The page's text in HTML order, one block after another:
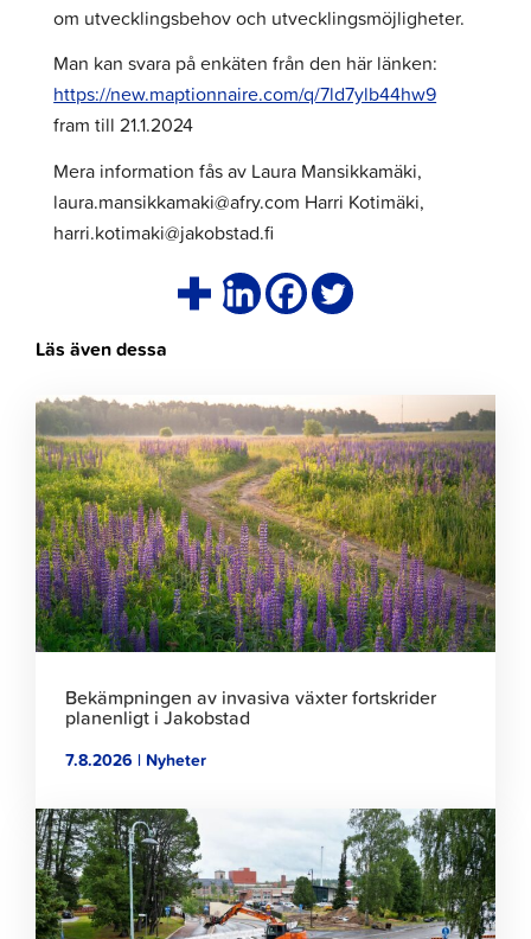
om utvecklingsbehov och utvecklingsmöjligheter.
Man kan svara på enkäten från den här länken:
https://new.maptionnaire.com/q/7ld7ylb44hw9
fram till 21.1.2024
Mera information fås av Laura Mansikkamäki,
laura.mansikkamaki@afry.com Harri Kotimäki,
harri.kotimaki@jakobstad.fi
Läs även dessa
Klicka
för
att
läsa
artikeln
Bekämpningen av invasiva växter fortskrider
planenligt i Jakobstad
7.8.2026 | Nyheter
Klicka
för
att
läsa
artikeln